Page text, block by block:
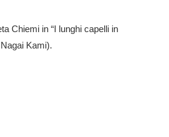
Chiemi in “I lunghi capelli in
Kami).